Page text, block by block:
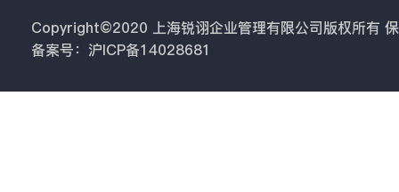
Copyright©2020 上海锐诩企业管理有限公司版权所有
备案号：沪ICP备14028681